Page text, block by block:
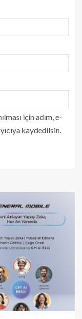
için adım, e-
kaydedilsin.